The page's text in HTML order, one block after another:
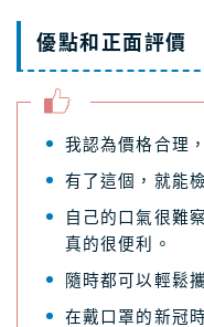
優點和正面評價
我認為價格合理
有了這個，就能
自己的口氣很難
真的很便利。
隨時都可以輕鬆
在戴口罩的新冠